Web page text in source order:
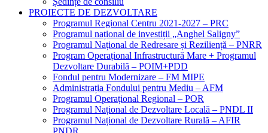
PROIECTE DE DEZVOLTARE
Programul Regional Centru 2021-2027 – PRC
Programul național de investiții „Anghel Saligny”
Programul Național de Redresare și Reziliență – PNRR
Program Operațional Infrastructură Mare + Programul
Dezvoltare Durabilă – POIM+PDD
Fondul pentru Modernizare – FM MIPE
Administrația Fondului pentru Mediu – AFM
Programul Operațional Regional – POR
Programul Național de Dezvoltare Locală – PNDL II
Programul Național de Dezvoltare Rurală – AFIR
PNDR